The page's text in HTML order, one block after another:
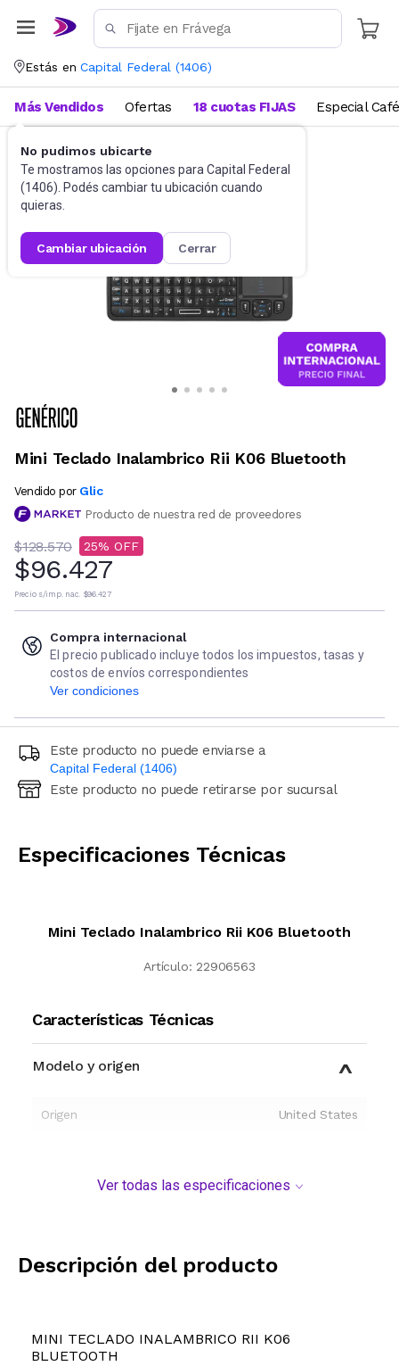
Estás en Capital Federal (1406)
No pudimos ubicarte
Te mostramos las opciones para Capital Federal
(1406). Podés cambiar tu ubicación cuando
quieras.
cambiar ubicación cerrar
Más Vendidos Ofertas 18 cuotas FIJAS Especial Café
Accesorios de Informática
Mini Teclado Inalambrico Rii K06 Bluetooth
Vendido por Glic
Producto de nuestra red de proveedores
$128.570 25
$96.427
Precio s/imp. nac. $96.427
Compra internacional
El precio publicado incluye todos los impuestos, tasas y
costos de envíos correspondientes
Ver condiciones
Este producto no puede enviarse a
Capital Federal (1406)
Ingresá código postal (sólo números)
Este producto no puede retirarse por sucursal
Especificaciones Técnicas
Mini Teclado Inalambrico Rii K06 Bluetooth
Artículo: 22906563
Características Técnicas
Modelo y origen
Origen United States
Ver todas las especificaciones
Descripción del producto
MINI TECLADO INALAMBRICO RII K06
BLUETOOTH